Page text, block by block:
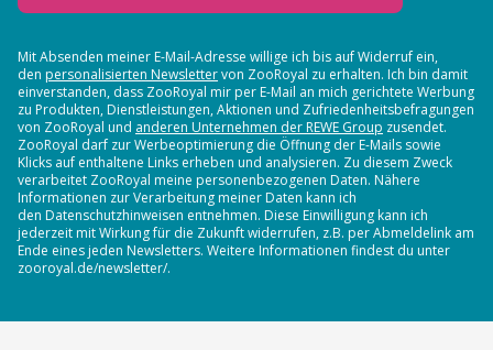
Mit Absenden meiner E-Mail-Adresse willige ich bis auf Widerruf ein,
den personalisierten Newslettervon ZooRoyal zu erhalten. Ich bin damit
einverstanden, dass ZooRoyal mir per E-Mail an mich gerichtete Werbung
zu Produkten, Dienstleistungen, Aktionen und Zufriedenheitsbefragungen
von ZooRoyal und anderen Unternehmen der REWE Group zusendet.
ZooRoyal darf zur Werbeoptimierung die Öffnung der E-Mails sowie
Klicks auf enthaltene Links erheben und analysieren. Zu diesem Zweck
verarbeitet ZooRoyal meine personenbezogenen Daten. Nähere
Informationen zur Verarbeitung meiner Daten kann ich
den Datenschutzhinweisen entnehmen. Diese Einwilligung kann ich
jederzeit mit Wirkung für die Zukunft widerrufen, z.B. per Abmeldelink am
Ende eines jeden Newsletters. Weitere Informationen findest du unter
zooroyal.de/newsletter/.